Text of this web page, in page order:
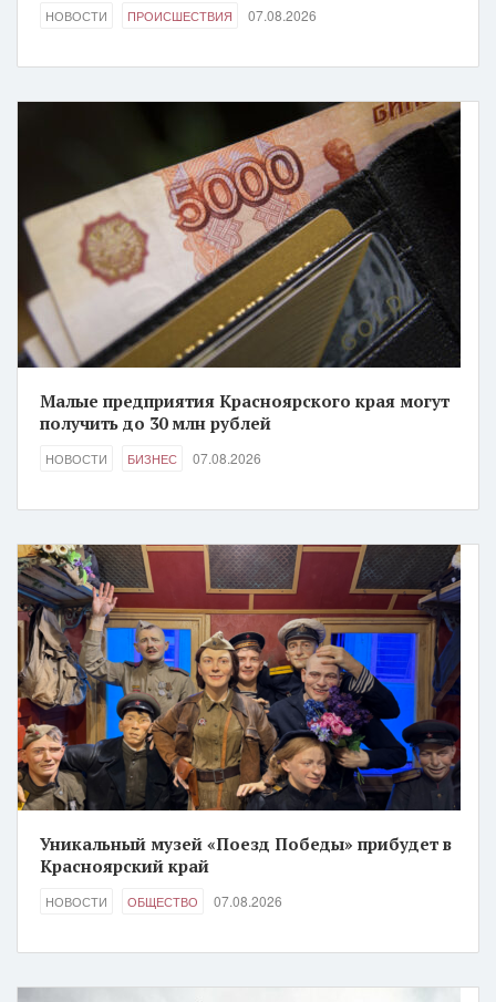
НОВОСТИ ПРОИСШЕСТВИЯ 07.08.2026
Малые предприятия Красноярского края могут
получить до 30 млн рублей
НОВОСТИ БИЗНЕС 07.08.2026
Уникальный музей «Поезд Победы» прибудет в
Красноярский край
НОВОСТИ ОБЩЕСТВО 07.08.2026